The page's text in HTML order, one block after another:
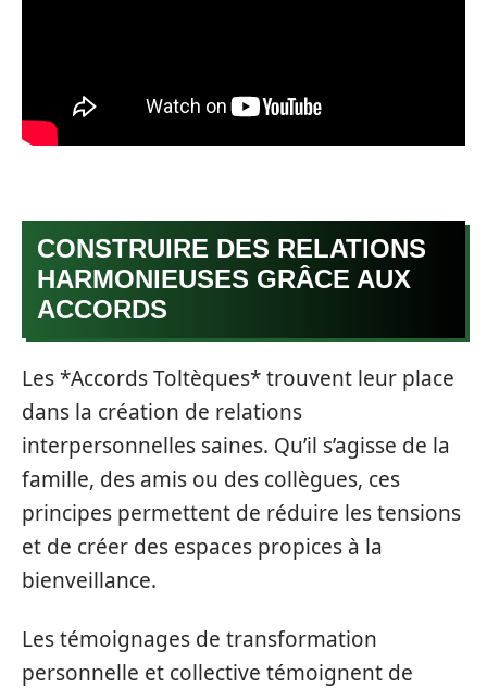
CONSTRUIRE DES RELATIONS
HARMONIEUSES GRÂCE AUX
ACCORDS
Les *Accords Toltèques* trouvent leur place
dans la création de relations
interpersonnelles saines. Qu’il s’agisse de la
famille, des amis ou des collègues, ces
principes permettent de réduire les tensions
et de créer des espaces propices à la
bienveillance.
Les témoignages de transformation
personnelle et collective témoignent de